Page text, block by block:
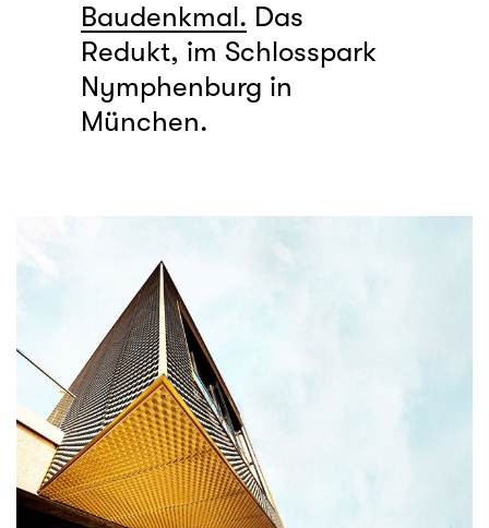
Baudenkmal. Das
Redukt, im Schlosspark
Nymphenburg in
München.